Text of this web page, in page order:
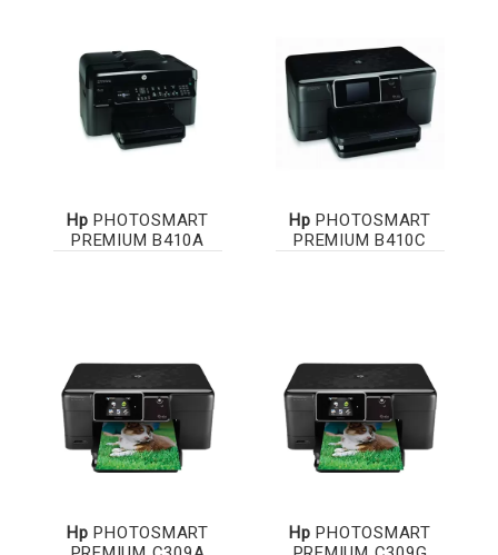
Hp PHOTOSMART
PREMIUM B410A
Hp PHOTOSMART
PREMIUM B410C
Hp PHOTOSMART
Hp PHOTOSMART